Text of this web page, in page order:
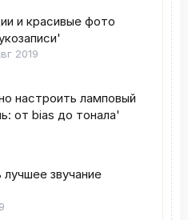
и красивые фото
2019
настроить ламповый
от bias до тонала'
звучание